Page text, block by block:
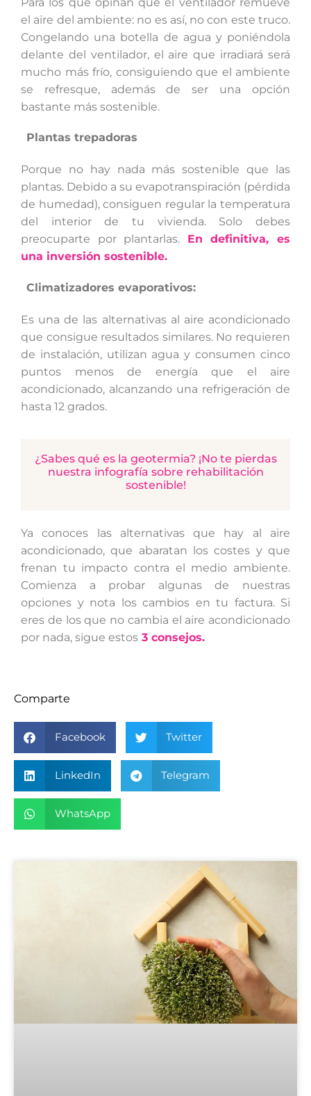
el aire del ambiente: no es así, no con este truco.
Congelando una botella de agua y poniéndola
delante del ventilador, el aire que irradiará será
mucho más frío, consiguiendo que el ambiente
se refresque, además de ser una opción
bastante más sostenible.
Plantas trepadoras
Porque no hay nada más sostenible que las
plantas. Debido a su evapotranspiración (pérdida
de humedad), consiguen regular la temperatura
del interior de tu vivienda. Solo debes
preocuparte por plantarlas. En definitiva, es
una inversión sostenible.
Climatizadores evaporativos:
Es una de las alternativas al aire acondicionado
que consigue resultados similares. No requieren
de instalación, utilizan agua y consumen cinco
puntos menos de energía que el aire
acondicionado, alcanzando una refrigeración de
hasta 12 grados.
¿Sabes qué es la geotermia? ¡No te pierdas
nuestra infografía sobre rehabilitación
sostenible!
Ya conoces las alternativas que hay al aire
acondicionado, que abaratan los costes y que
frenan tu impacto contra el medio ambiente.
Comienza a probar algunas de nuestras
opciones y nota los cambios en tu factura. Si
eres de los que no cambia el aire acondicionado
por nada, sigue estos 3 consejos.
Comparte
Facebook Twitter
LinkedIn Telegram
WhatsApp